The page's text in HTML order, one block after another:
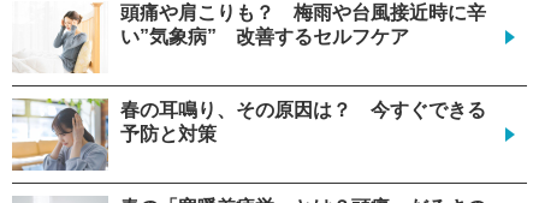
頭痛や肩こりも？ 梅雨や台風接近時に辛
い”気象病” 改善するセルフケア
春の耳鳴り、その原因は？ 今すぐできる
予防と対策